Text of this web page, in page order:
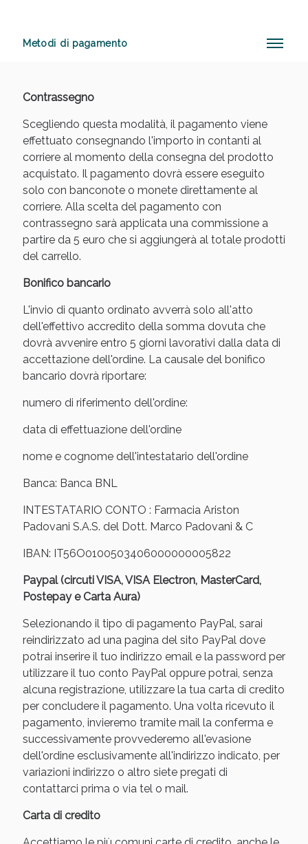
Metodi di pagamento
Contrassegno
Scegliendo questa modalità, il pagamento viene
effettuato consegnando l'importo in contanti al
corriere al momento della consegna del prodotto
acquistato. Il pagamento dovrà essere eseguito
solo con banconote o monete direttamente al
corriere. Alla scelta del pagamento con
contrassegno sarà applicata una commissione a
partire da 5 euro che si aggiungerà al totale prodotti
del carrello.
Bonifico bancario
L'invio di quanto ordinato avverrà solo all'atto
dell'effettivo accredito della somma dovuta che
dovrà avvenire entro 5 giorni lavorativi dalla data di
accettazione dell'ordine. La causale del bonifico
bancario dovrà riportare:
numero di riferimento dell'ordine:
data di effettuazione dell'ordine
nome e cognome dell'intestatario dell'ordine
Banca: Banca BNL
INTESTATARIO CONTO : Farmacia Ariston
Padovani S.A.S. del Dott. Marco Padovani & C
IBAN: IT56O0100503406000000005822
Paypal (circuti VISA, VISA Electron, MasterCard,
Postepay e Carta Aura)
Selezionando il tipo di pagamento PayPal, sarai
reindirizzato ad una pagina del sito PayPal dove
potrai inserire il tuo indirizzo email e la password per
utilizzare il tuo conto PayPal oppure potrai, senza
alcuna registrazione, utilizzare la tua carta di credito
per concludere il pagamento. Una volta ricevuto il
pagamento, invieremo tramite mail la conferma e
successivamente provvederemo all'evasione
dell'ordine esclusivamente all'indirizzo indicato, per
variazioni indirizzo o altro siete pregati di
contattarci prima o via tel o mail.
Carta di credito
Sconto fino al 55% disponibile oggi!
Benessere Intestinale: Sconto fino al 55% valido
oggi!